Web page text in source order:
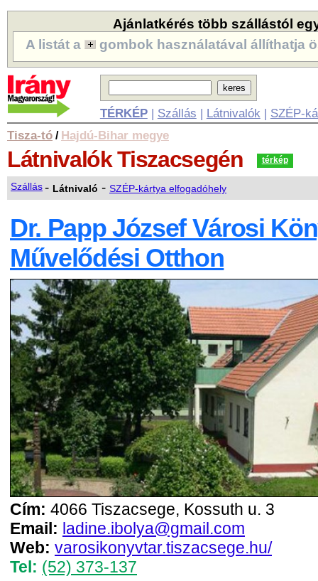
Ajánlatkérés több szállástól
A listát a
gombok használatával állíthatja
TÉRKÉP| Szállás | Látnivalók | SZÉP-
Tisza-tó / Hajdú-Bihar megye
LátnivalókTiszacsegén térkép
Szállás- Látnivaló - SZÉP-kártya elfogadóhely
Dr. Papp József Városi
Művelődési Otthon
Cím: 4066 Tiszacsege, Kossuth u. 3
Email: ladine.ibolya@gmail.com
Web: varosikonyvtar.tiszacsege.hu/
Tel: (52) 373-137